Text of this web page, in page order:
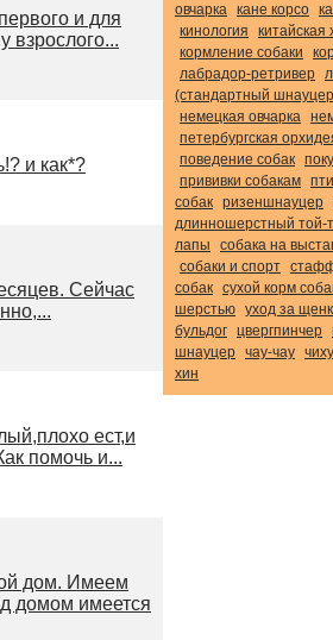
и для
взрослого...
и как*?
Сейчас
ест,и
помочь и...
дом. Имеем
домом имеется
овчарка кане корсо
кинология
китайская
кормление собаки
лабрадор-ретривер
(стандартный
немецкая овчарка
петербургская
поведение собак
прививки собакам
собак ризеншнауцер
длинношерстный той-
лапы
собака на
собаки и спорт
собак сухой корм
шерстью уход за
бульдог цвергпинчер
шнауцер чау-чау
хин